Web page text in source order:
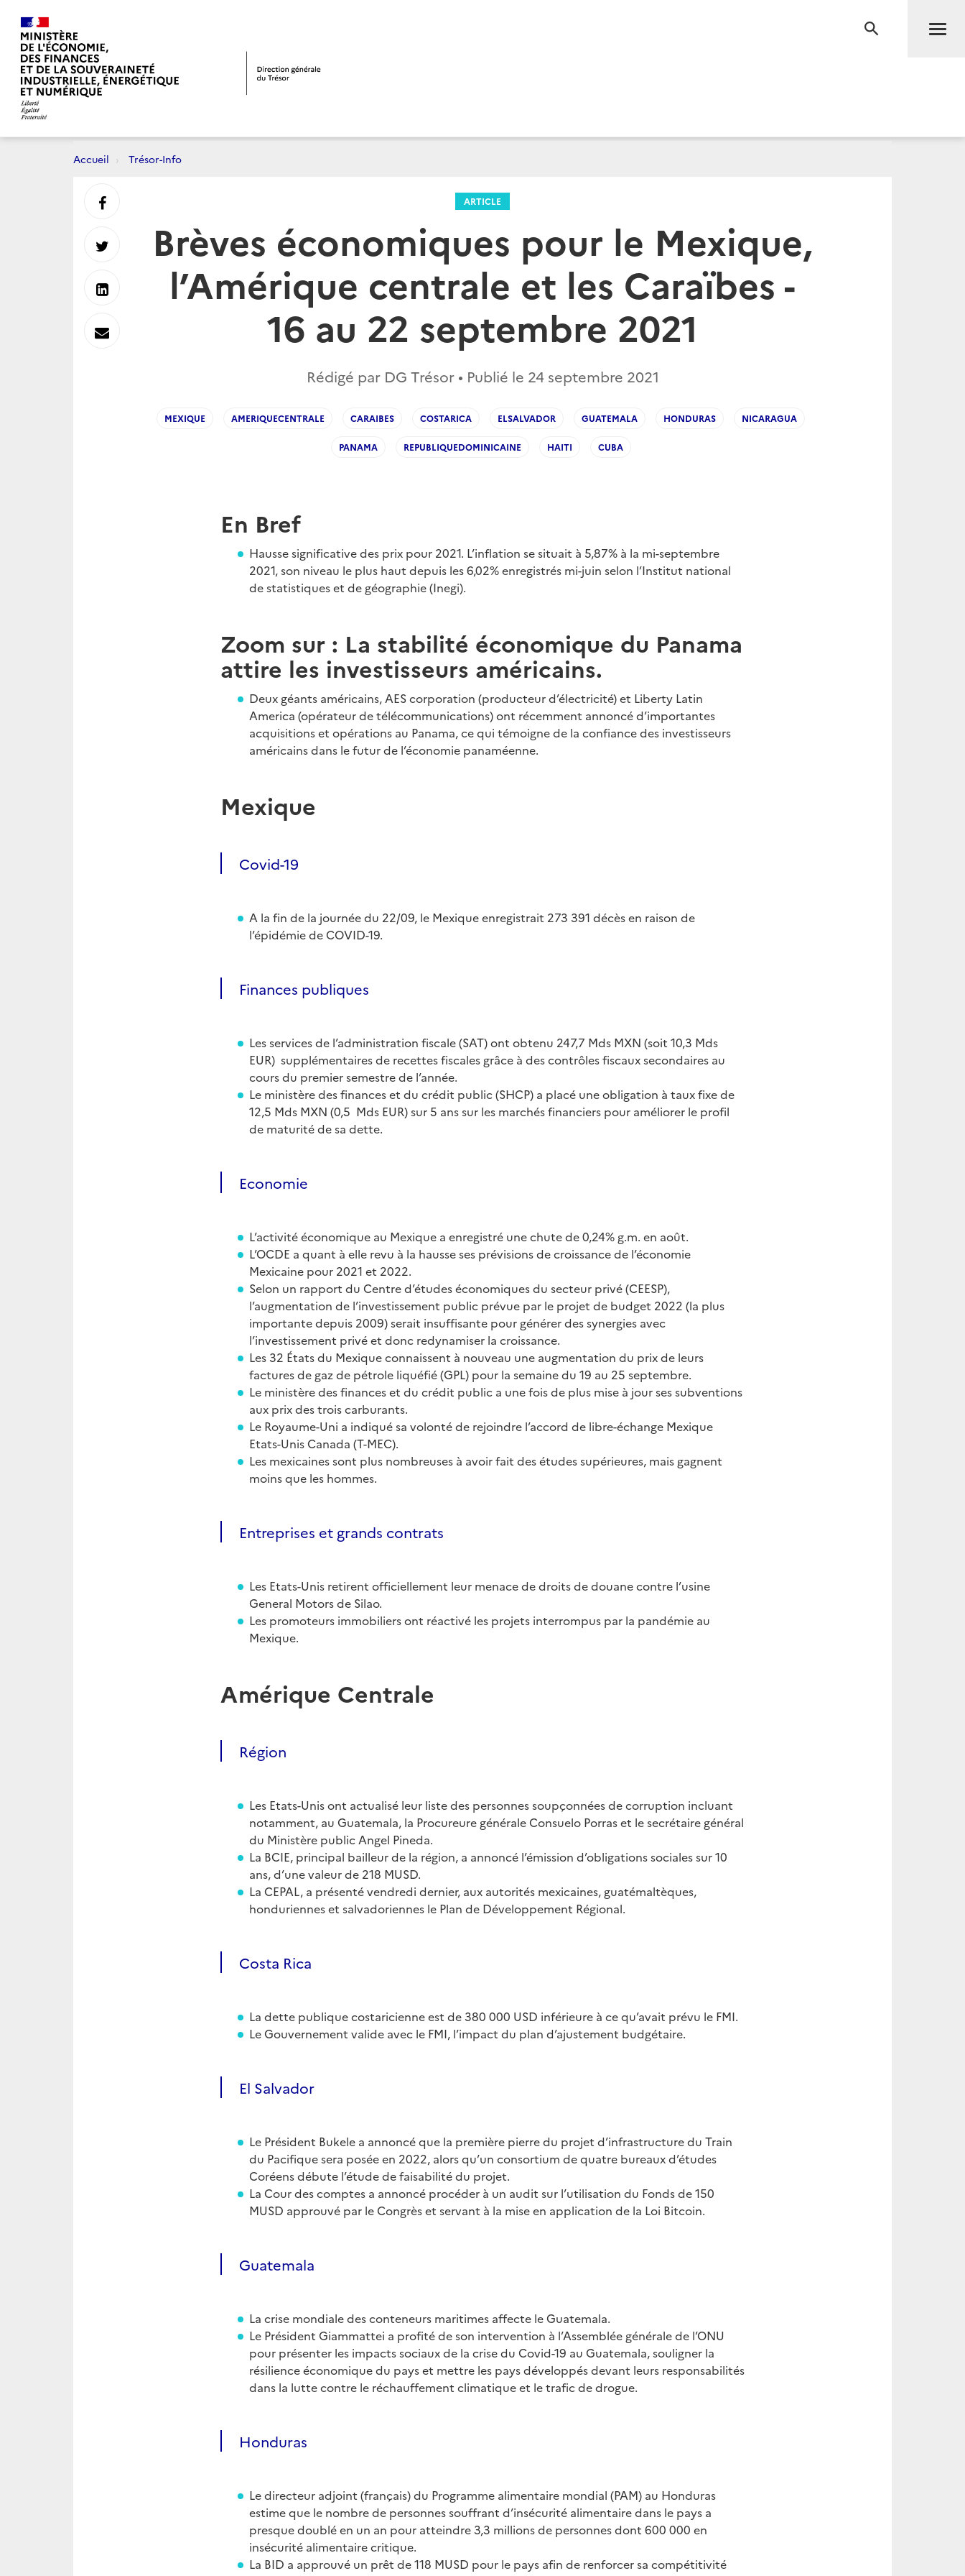
RECHERCHE
Accueil Trésor-Info
ARTICLE
Brèves économiques pour le Mexique,
l’Amérique centrale et les Caraïbes -
16 au 22 septembre 2021
Rédigé par DG Trésor • Publié le 24 septembre 2021
MEXIQUE AMERIQUECENTRALE CARAIBES COSTARICA ELSALVADOR GUATEMALA HONDURAS NICARAGUA
PANAMA REPUBLIQUEDOMINICAINE HAITI CUBA
En Bref
Hausse significative des prix pour 2021. L’inflation se situait à 5,87% à la mi-septembre
2021, son niveau le plus haut depuis les 6,02% enregistrés mi-juin selon l’Institut national
de statistiques et de géographie (Inegi).
Zoom sur : La stabilité économique du Panama
attire les investisseurs américains.
Deux géants américains, AES corporation (producteur d’électricité) et Liberty Latin
America (opérateur de télécommunications) ont récemment annoncé d’importantes
acquisitions et opérations au Panama, ce qui témoigne de la confiance des investisseurs
américains dans le futur de l’économie panaméenne.
Mexique
Covid-19
A la fin de la journée du 22/09, le Mexique enregistrait 273 391 décès en raison de
l’épidémie de COVID-19.
Finances publiques
Les services de l’administration fiscale (SAT) ont obtenu 247,7 Mds MXN (soit 10,3 Mds
EUR) supplémentaires de recettes fiscales grâce à des contrôles fiscaux secondaires au
cours du premier semestre de l’année.
Le ministère des finances et du crédit public (SHCP) a placé une obligation à taux fixe de
12,5 Mds MXN (0,5 Mds EUR) sur 5 ans sur les marchés financiers pour améliorer le profil
de maturité de sa dette.
Economie
L’activité économique au Mexique a enregistré une chute de 0,24% g.m. en août.
L’OCDE a quant à elle revu à la hausse ses prévisions de croissance de l’économie
Mexicaine pour 2021 et 2022.
Selon un rapport du Centre d’études économiques du secteur privé (CEESP),
l’augmentation de l’investissement public prévue par le projet de budget 2022 (la plus
importante depuis 2009) serait insuffisante pour générer des synergies avec
l’investissement privé et donc redynamiser la croissance.
Les 32 États du Mexique connaissent à nouveau une augmentation du prix de leurs
factures de gaz de pétrole liquéfié (GPL) pour la semaine du 19 au 25 septembre.
Le ministère des finances et du crédit public a une fois de plus mise à jour ses subventions
aux prix des trois carburants.
Le Royaume-Uni a indiqué sa volonté de rejoindre l’accord de libre-échange Mexique
Etats-Unis Canada (T-MEC).
Les mexicaines sont plus nombreuses à avoir fait des études supérieures, mais gagnent
moins que les hommes.
Entreprises et grands contrats
Les Etats-Unis retirent officiellement leur menace de droits de douane contre l’usine
General Motors de Silao.
Les promoteurs immobiliers ont réactivé les projets interrompus par la pandémie au
Mexique.
Amérique Centrale
Région
Les Etats-Unis ont actualisé leur liste des personnes soupçonnées de corruption incluant
notamment, au Guatemala, la Procureure générale Consuelo Porras et le secrétaire général
du Ministère public Angel Pineda.
La BCIE, principal bailleur de la région, a annoncé l’émission d’obligations sociales sur 10
ans, d’une valeur de 218 MUSD.
La CEPAL, a présenté vendredi dernier, aux autorités mexicaines, guatémaltèques,
honduriennes et salvadoriennes le Plan de Développement Régional.
Costa Rica
La dette publique costaricienne est de 380 000 USD inférieure à ce qu’avait prévu le FMI.
Le Gouvernement valide avec le FMI, l’impact du plan d’ajustement budgétaire.
El Salvador
Le Président Bukele a annoncé que la première pierre du projet d’infrastructure du Train
du Pacifique sera posée en 2022, alors qu’un consortium de quatre bureaux d’études
Coréens débute l’étude de faisabilité du projet.
La Cour des comptes a annoncé procéder à un audit sur l’utilisation du Fonds de 150
MUSD approuvé par le Congrès et servant à la mise en application de la Loi Bitcoin.
Guatemala
La crise mondiale des conteneurs maritimes affecte le Guatemala.
Le Président Giammattei a profité de son intervention à l’Assemblée générale de l’ONU
pour présenter les impacts sociaux de la crise du Covid-19 au Guatemala, souligner la
résilience économique du pays et mettre les pays développés devant leurs responsabilités
dans la lutte contre le réchauffement climatique et le trafic de drogue.
Honduras
Le directeur adjoint (français) du Programme alimentaire mondial (PAM) au Honduras
estime que le nombre de personnes souffrant d’insécurité alimentaire dans le pays a
presque doublé en un an pour atteindre 3,3 millions de personnes dont 600 000 en
insécurité alimentaire critique.
La BID a approuvé un prêt de 118 MUSD pour le pays afin de renforcer sa compétitivité
Partager
sur
Facebook
Partager
sur
Partager
sur
Envoyer